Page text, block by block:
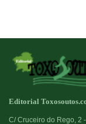
Editorial
C/ Cruceiro do Rego, 2